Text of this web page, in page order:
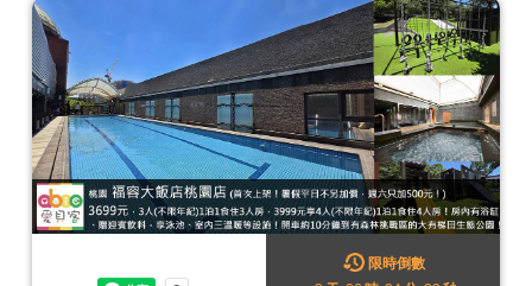
聯絡我們
APP下載
限時倒數